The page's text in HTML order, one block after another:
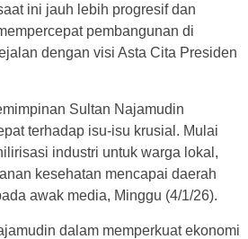
ini jauh lebih progresif dan
pembangunan di
dengan visi Asta Cita Presiden
Sultan Najamudin
terhadap isu-isu krusial. Mulai
industri untuk warga lokal,
kesehatan mencapai daerah
awak media, Minggu (4/1/26).
dalam memperkuat ekonomi